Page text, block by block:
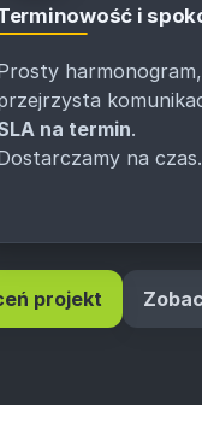
i
harmonogram,
na termin.
na czas.
projekt